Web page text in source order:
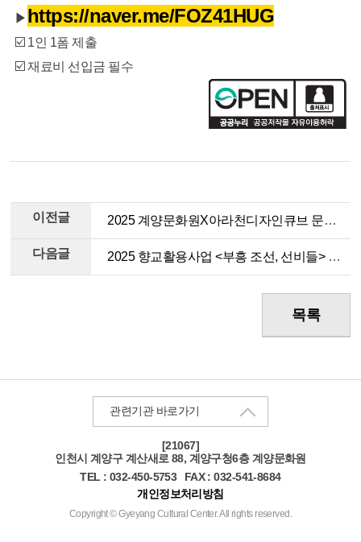
▶ https://naver.me/FOZ41HUG
☑️ 1인 1폼 제출
☑️ 재료비 선입금 필수
이전글 2025 계양문화원X아라천디자인큐브 문화대학 전통공예강좌 <칠보 명인과 함께> 수강생 모집
다음글 2025 향교활용사업 <부흥 조선, 선비들> 참여자 모집
목록
관련기관 바로가기
[21067]
인천시 계양구 계산새로 88, 계양구청6층 계양문화원
TEL : 032-450-5753
FAX : 032-541-8684
개인정보처리방침
Copyright © Gyeyang Cultural Center. All rights reserved.